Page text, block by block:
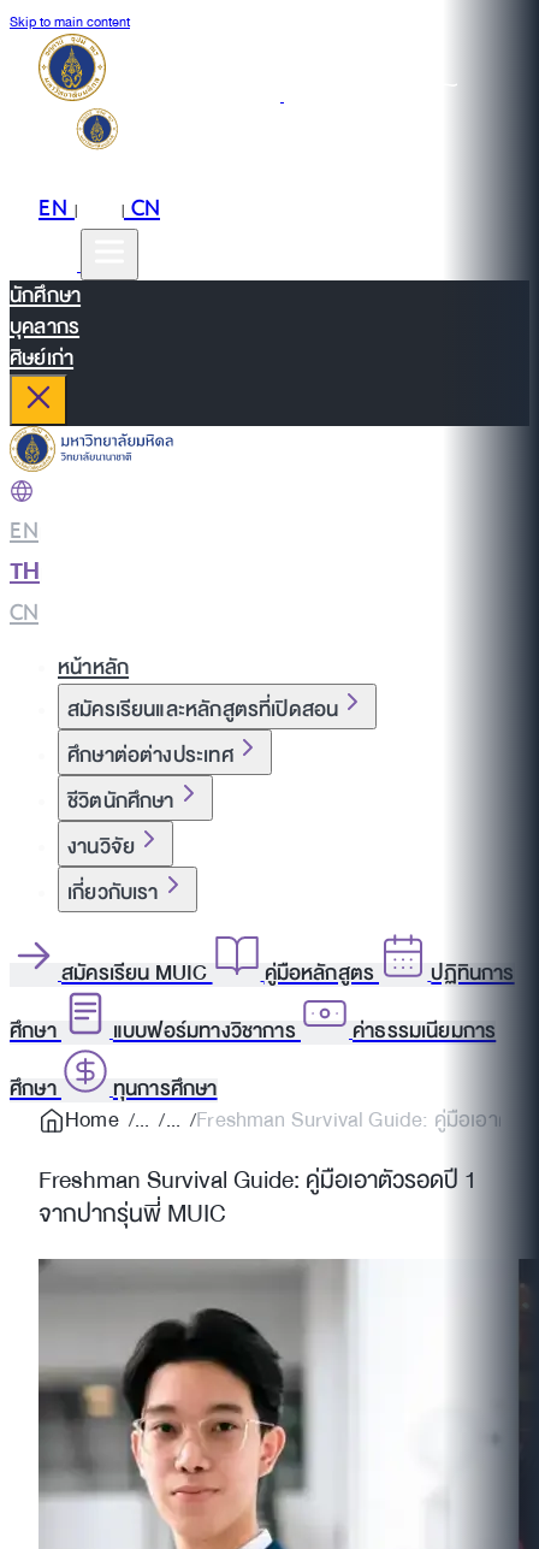
Skip to main content
EN| |CN
นักศึกษา
บุคลากร
ศิษย์เก่า
EN
TH
CN
หน้าหลัก
สมัครเรียนและหลักสูตรที่เปิดสอน
ศึกษาต่อต่างประเทศ
ชีวิตนักศึกษา
งานวิจัย
เกี่ยวกับเรา
สมัครเรียน MUIC คู่มือหลักสูตร
ปฏิทินการ
ศึกษา
แบบฟอร์มทางวิชาการ
ค่าธรรมเนียมการ
ศึกษา
ทุนการศึกษา
Home
Freshman Survival Guide: คู่มือเอาตัว
Freshman Survival Guide: คู่มือเอาตัวรอดปี 1
จากปากรุ่นพี่ MUIC